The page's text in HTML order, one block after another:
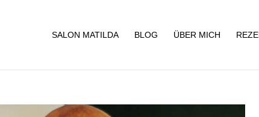
SALON MATILDA BLOG ÜBER MICH